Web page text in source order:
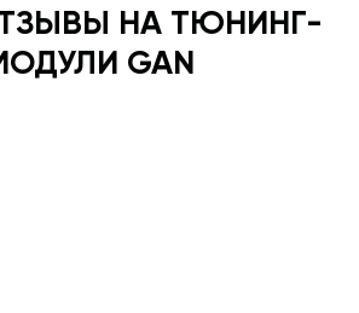
НА ТЮНИНГ-
GAN